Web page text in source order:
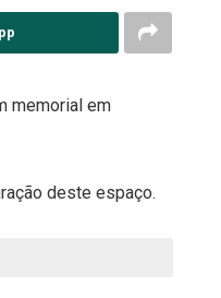
memorial em
deste espaço.